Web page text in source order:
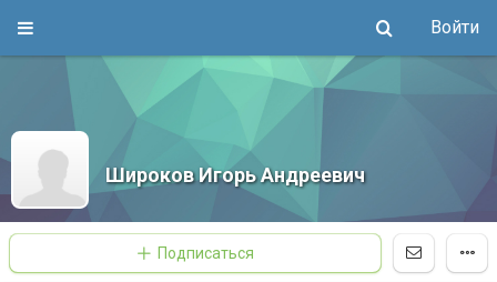
Войти
Широков Игорь Андреевич
Подписаться